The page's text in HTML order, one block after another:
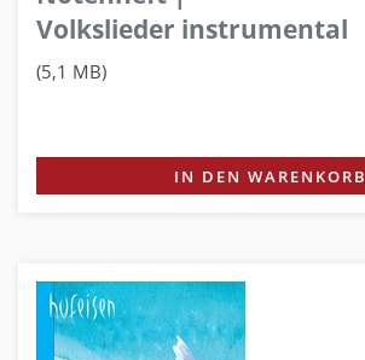
Volkslieder instrumental
(5,1 MB)
IN DEN WARENKORB